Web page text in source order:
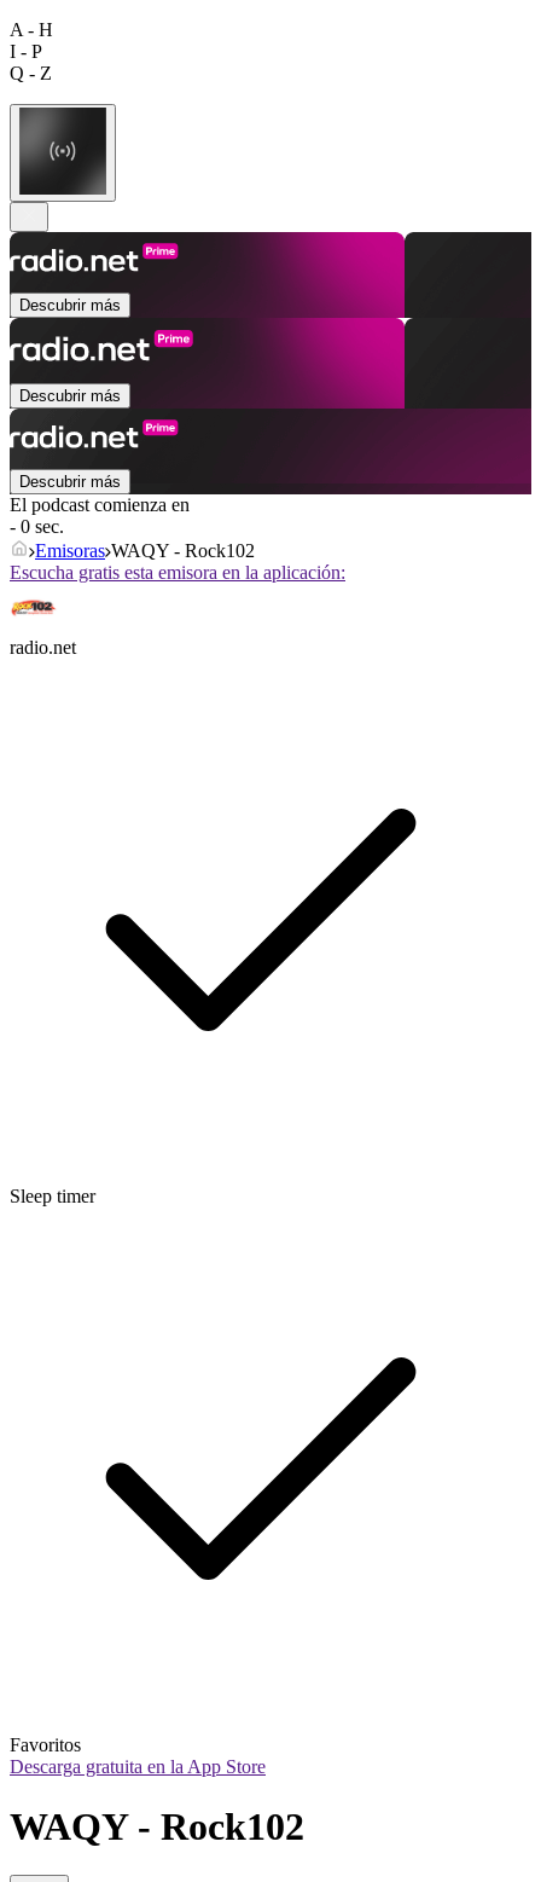
A - H
I - P
Q - Z
Descubrir más
Descubrir más
Descubrir más
El podcast comienza en
- 0 sec.
Emisoras WAQY - Rock102
Escucha gratis esta emisora en la aplicación:
radio.net
Sleep timer
Favoritos
Descarga gratuita en la App Store
WAQY - Rock102